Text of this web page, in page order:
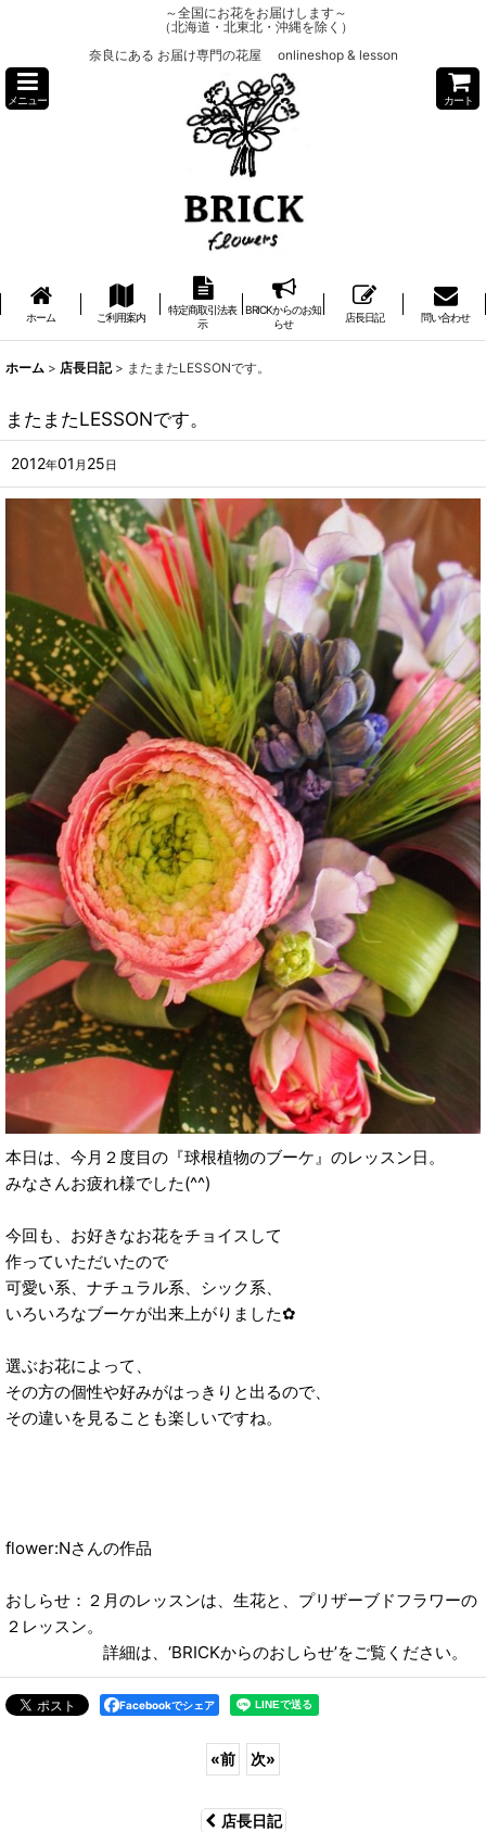
～全国にお花をお届けします～
（北海道・北東北・沖縄を除く）
奈良にある お届け専門の花屋 onlineshop & lesson
メニュー カート
ホーム ご利用案内
特定商取引法表
示
BRICKからのお知
らせ
店長日記 問い合わせ
ホーム > 店長日記 > またまたLESSONです。
またまたLESSONです。
2012年01 月 25 日
本日は、今月２度目の『球根植物のブーケ』のレッスン日。
みなさんお疲れ様でした(^^)
今回も、お好きなお花をチョイスして
作っていただいたので
可愛い系、ナチュラル系、シック系、
いろいろなブーケが出来上がりました✿
選ぶお花によって、
その方の個性や好みがはっきりと出るので、
その違いを見ることも楽しいですね。
flower:Nさんの作品
おしらせ：２月のレッスンは、生花と、プリザーブドフラワーの
２レッスン。
詳細は、‘BRICKからのおしらせ’をご覧ください。
Facebookでシェア
«前 次»
店長日記